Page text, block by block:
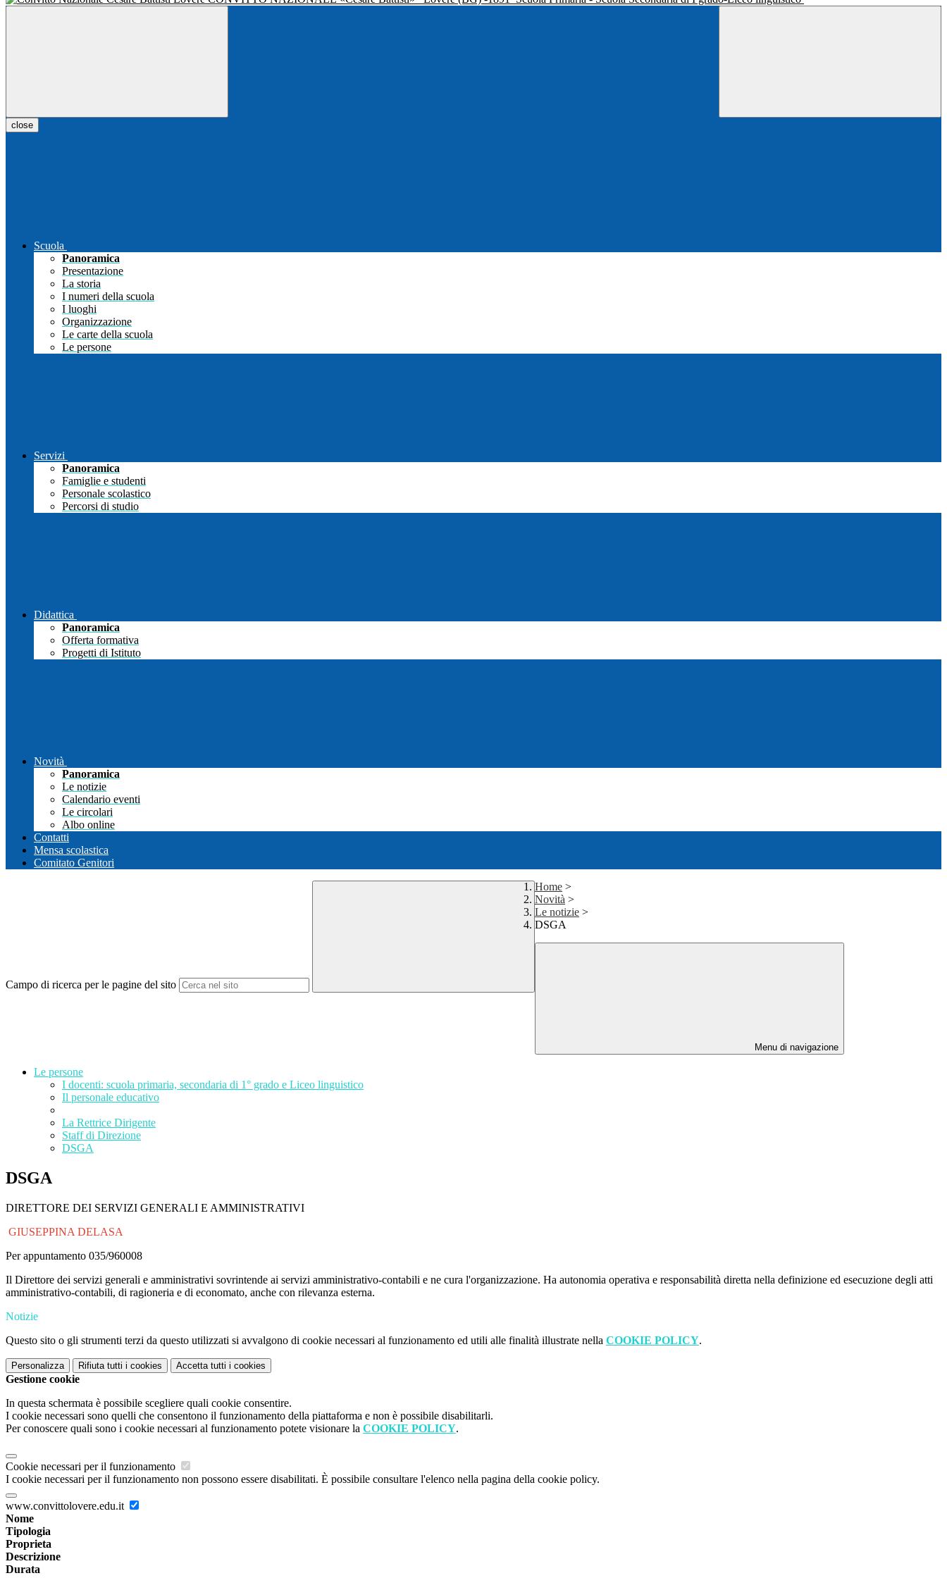
close
Scuola
Panoramica
Presentazione
La storia
I numeri della scuola
I luoghi
Organizzazione
Le carte della scuola
Le persone
Servizi
Panoramica
Famiglie e studenti
Personale scolastico
Percorsi di studio
Didattica
Panoramica
Offerta formativa
Progetti di Istituto
Novità
Panoramica
Le notizie
Calendario eventi
Le circolari
Albo online
Contatti
Mensa scolastica
Comitato Genitori
Campo di ricerca per le pagine del sito
Home >
Novità >
Le notizie >
DSGA
Menu di navigazione
Le persone
I docenti: scuola primaria, secondaria di 1° grado e Liceo linguistico
Il personale educativo
La Rettrice Dirigente
Staff di Direzione
DSGA
DSGA
DIRETTORE DEI SERVIZI GENERALI E AMMINISTRATIVI
GIUSEPPINA DELASA
Per appuntamento 035/960008
Il Direttore dei servizi generali e amministrativi sovrintende ai servizi amministrativo-contabili e ne cura l'organizzazione. Ha autonomia operativa e responsabilità diretta nella definizione ed esecuzione degli atti
amministrativo-contabili, di ragioneria e di economato, anche con rilevanza esterna.
Notizie
Questo sito o gli strumenti terzi da questo utilizzati si avvalgono di cookie necessari al funzionamento ed utili alle finalità illustrate nella COOKIE POLICY.
Personalizza Rifiuta tutti i cookies Accetta tutti i cookies
Gestione cookie
In questa schermata è possibile scegliere quali cookie consentire.
I cookie necessari sono quelli che consentono il funzionamento della piattaforma e non è possibile disabilitarli.
Per conoscere quali sono i cookie necessari al funzionamento potete visionare la COOKIE POLICY.
Cookie necessari per il funzionamento
I cookie necessari per il funzionamento non possono essere disabilitati. È possibile consultare l'elenco nella pagina della cookie policy.
www.convittolovere.edu.it
Nome
Tipologia
Proprieta
Descrizione
Durata